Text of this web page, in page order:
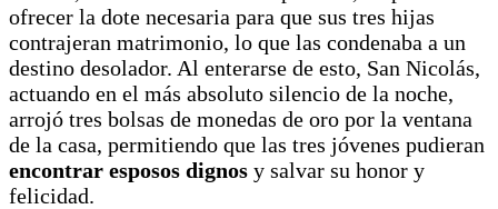
ofrecer la dote necesaria para que sus tres hijas
contrajeran matrimonio, lo que las condenaba a un
destino desolador. Al enterarse de esto, San Nicolás,
actuando en el más absoluto silencio de la noche,
arrojó tres bolsas de monedas de oro por la ventana
de la casa, permitiendo que las tres jóvenes pudieran
encontrar esposos dignos y salvar su honor y
felicidad.